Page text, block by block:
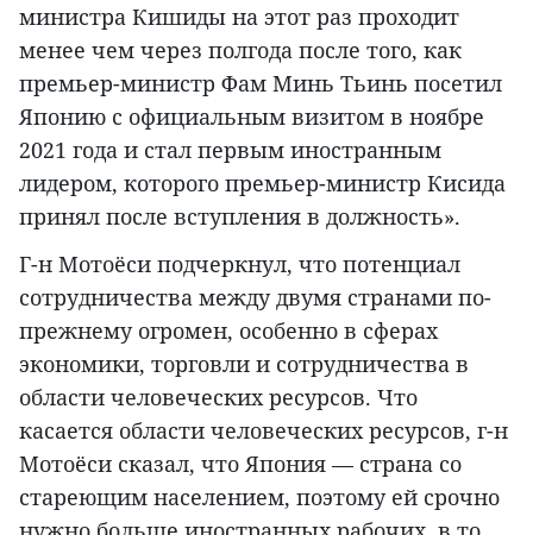
министра Кишиды на этот раз проходит
менее чем через полгода после того, как
премьер-министр Фам Минь Тьинь посетил
Японию с официальным визитом в ноябре
2021 года и стал первым иностранным
лидером, которого премьер-министр Кисида
принял после вступления в должность».
Г-н Мотоёси подчеркнул, что потенциал
сотрудничества между двумя странами по-
прежнему огромен, особенно в сферах
экономики, торговли и сотрудничества в
области человеческих ресурсов. Что
касается области человеческих ресурсов, г-н
Мотоёси сказал, что Япония — страна со
стареющим населением, поэтому ей срочно